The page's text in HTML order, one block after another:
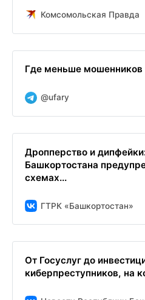
Комсомольская Правда
Где меньше мошенников
@ufary
Дропперство и
Башкортостана
схемах...
ГТРК «Башкортостан»
От Госуслуг до
киберпреступников, на